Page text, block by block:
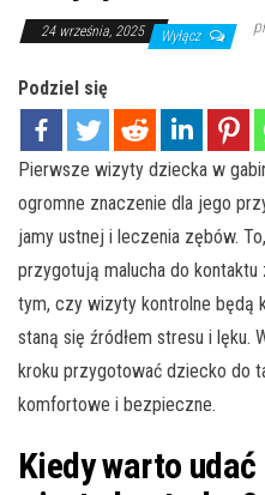
24 września, 2025 Wyłącz
Podziel się
Pierwsze wizyty dziecka w
ogromne znaczenie dla jego
jamy ustnej i leczenia zębów.
przygotują malucha do
tym, czy wizyty kontrolne będą
staną się źródłem stresu i lęku.
kroku przygotować dziecko do
komfortowe i bezpieczne.
Kiedy warto